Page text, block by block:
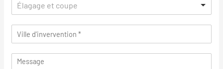
Élagage et coupe